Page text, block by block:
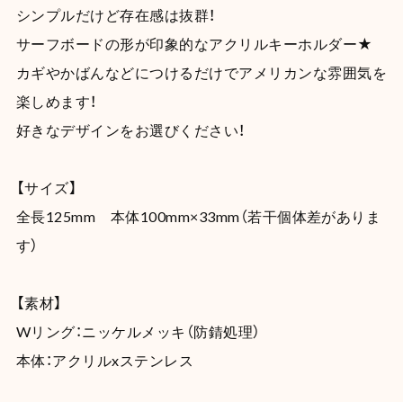
シンプルだけど存在感は抜群！
サーフボードの形が印象的なアクリルキーホルダー★
カギやかばんなどにつけるだけでアメリカンな雰囲気を
楽しめます！
好きなデザインをお選びください！
【サイズ】
全長125mm 本体100mm×33mm（若干個体差がありま
す）
【素材】
Wリング：ニッケルメッキ（防錆処理）
本体：アクリルxステンレス